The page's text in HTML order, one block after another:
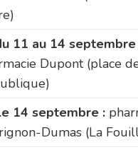
11 au 14 septembre
Dupont (place
14 septembre :
Dumas (La